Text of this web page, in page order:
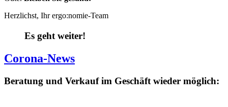
Herzlichst, Ihr ergo:nomie-Team
Es geht weiter!
Corona-News
Beratung und Verkauf im Geschäft wieder möglich: